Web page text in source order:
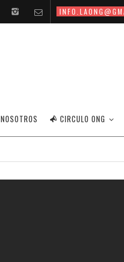
NOSOTROS CIRCULO ONG